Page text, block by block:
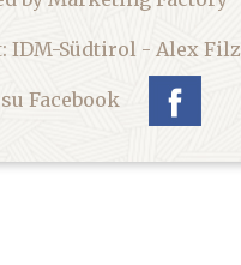
IDM-Südtirol - Alex Filz
Facebook